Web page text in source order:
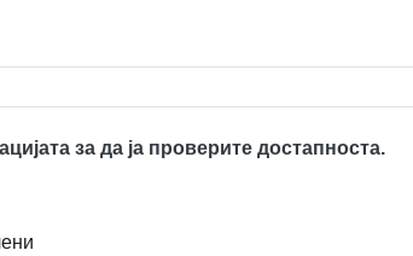
за да ја проверите достапноста.